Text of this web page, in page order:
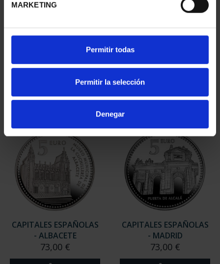
MARKETING
Permitir todas
Permitir la selección
Denegar
CAPITALES ESPAÑOLAS
73,00 €
CAPITALES ESPAÑOLAS
73,00 €
CAPITALES ESPAÑOLAS
- ALBACETE
73,00 €
CAPITALES ESPAÑOLAS
- MADRID
73,00 €